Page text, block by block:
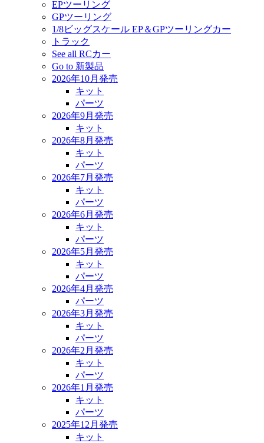
EPツーリング
GPツーリング
1/8ビッグスケール EP＆GPツーリングカー
トラック
See all RCカー
Go to 新製品
2026年10月発売
キット
パーツ
2026年9月発売
キット
2026年8月発売
キット
パーツ
2026年7月発売
キット
パーツ
2026年6月発売
キット
パーツ
2026年5月発売
キット
パーツ
2026年4月発売
パーツ
2026年3月発売
キット
パーツ
2026年2月発売
キット
パーツ
2026年1月発売
キット
パーツ
2025年12月発売
キット